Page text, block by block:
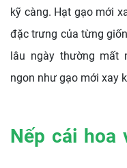
kỹ càng. Hạt gạo mới
đặc trưng của từng
lâu ngày thường mất
ngon như gạo mới xay
Nếp cái hoa